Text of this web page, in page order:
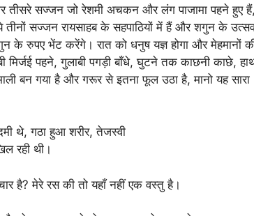
तीसरे सज्जन जो रेशमी अचकन और लंग पाजामा पहने हुए हैं,
तीनों सज्जन रायसाहब के सहपाठियों में हैं और शगुन के
रुपए भेंट करेंगे। रात को धनुष यज्ञ होगा और मेहमानों
मिर्जई पहने, गुलाबी पगड़ी बाँधे, घुटने तक काछनी काछे,
बन गया है और गरूर से इतना फूल उठा है, मानो यह सारा
थे, गठा हुआ शरीर, तेजस्वी
रही थी।
है? मेरे रस की तो यहाँ नहीं एक वस्तु है।